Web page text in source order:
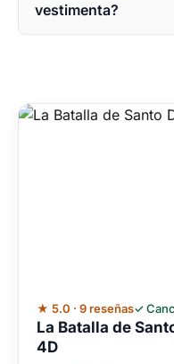
vestimenta?
★ 5.0 · 9 reseñas✓
La Batalla de
4D